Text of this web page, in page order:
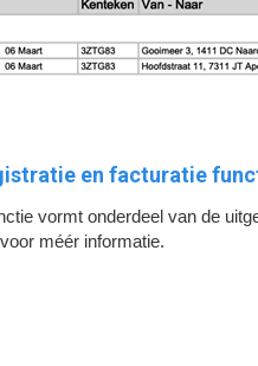
en facturatie
vormt onderdeel van de
méér informatie.